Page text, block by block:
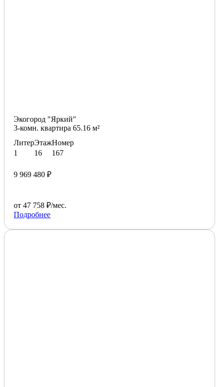
Экогород "Яркий"
3-комн. квартира 65.16 м²
Литер
1
Этаж
16
Номер
167
9 969 480 ₽
от 47 758 ₽/мес.
Подробнее